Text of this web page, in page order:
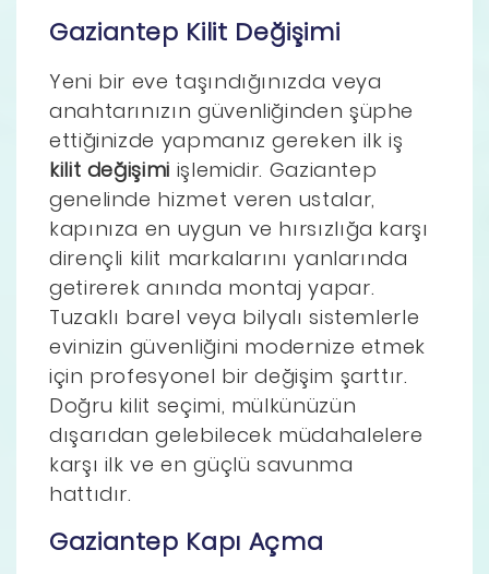
Gaziantep Kilit Değişimi
Yeni bir eve taşındığınızda veya
anahtarınızın güvenliğinden şüphe
ettiğinizde yapmanız gereken ilk iş
kilit değişimi işlemidir. Gaziantep
genelinde hizmet veren ustalar,
kapınıza en uygun ve hırsızlığa karşı
dirençli kilit markalarını yanlarında
getirerek anında montaj yapar.
Tuzaklı barel veya bilyalı sistemlerle
evinizin güvenliğini modernize etmek
için profesyonel bir değişim şarttır.
Doğru kilit seçimi, mülkünüzün
dışarıdan gelebilecek müdahalelere
karşı ilk ve en güçlü savunma
hattıdır.
Gaziantep Kapı Açma